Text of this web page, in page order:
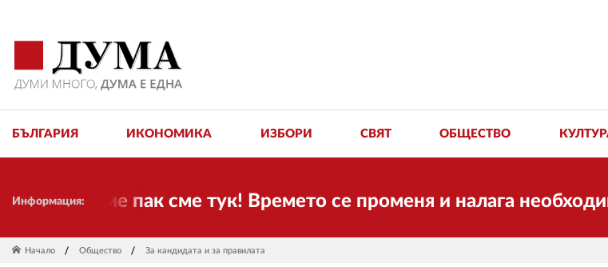
БЪЛГАРИЯ ИКОНОМИКА ИЗБОРИ СВЯТ ОБЩЕСТВО
Информация:
Ние пак сме тук! Времето се променя и налага
Начало Общество За кандидата и за правилата